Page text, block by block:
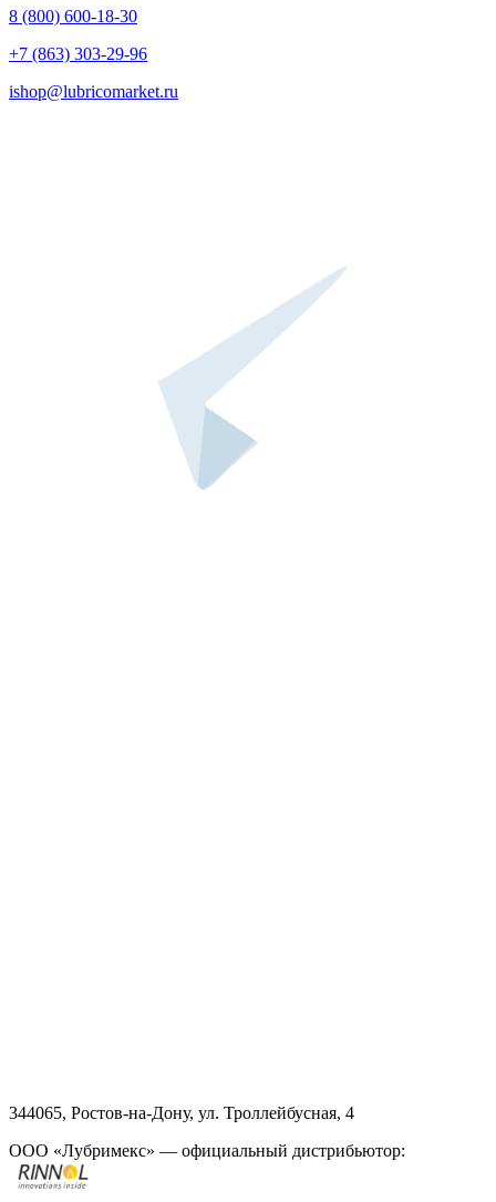
8 (800) 600-18-30
+7 (863) 303-29-96
ishop@lubricomarket.ru
344065, Ростов-на-Дону, ул. Троллейбусная, 4
ООО «Лубримекс» — официальный дистрибьютор: